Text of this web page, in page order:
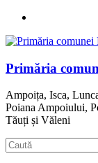
Primăria
Ampoița, Isca,
Poiana Ampoiului,
Tăuți și Văleni